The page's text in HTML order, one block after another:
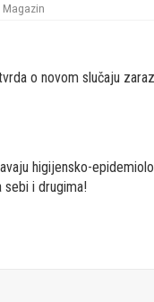
Magazin
o novom slučaju
higijensko-
sebi i drugima!